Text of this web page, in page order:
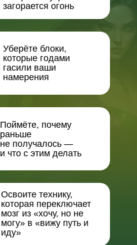
загорается огонь
Освоите технику,
которая переключает
мозг из «хочу, но не
могу» в «вижу путь и
иду»
Уберёте блоки,
которые годами
гасили ваши
намерения
Поймёте, почему
раньше
не получалось —
и что с этим делать